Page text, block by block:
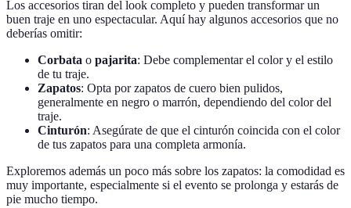
Los accesorios tiran del look completo y pueden transformar un
buen traje en uno espectacular. Aquí hay algunos accesorios que no
deberías omitir:
Corbata o pajarita: Debe complementar el color y el estilo
de tu traje.
Zapatos: Opta por zapatos de cuero bien pulidos,
generalmente en negro o marrón, dependiendo del color del
traje.
Cinturón: Asegúrate de que el cinturón coincida con el color
de tus zapatos para una completa armonía.
Exploremos además un poco más sobre los zapatos: la comodidad es
muy importante, especialmente si el evento se prolonga y estarás de
pie mucho tiempo.